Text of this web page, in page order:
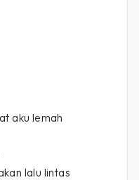
aku lemah
lalu lintas